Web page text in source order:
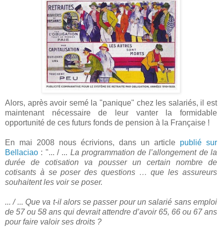
Alors, après avoir semé la "panique" chez les salariés, il est
maintenant nécessaire de leur vanter la formidable
opportunité de ces futurs fonds de pension à la Française !
En mai 2008 nous écrivions, dans un article publié sur
Bellaciao : "... / ... La programmation de l’allongement de la
durée de cotisation va pousser un certain nombre de
cotisants à se poser des questions … que les assureurs
souhaitent les voir se poser.
... / ... Que va t-il alors se passer pour un salarié sans emploi
de 57 ou 58 ans qui devrait attendre d’avoir 65, 66 ou 67 ans
pour faire valoir ses droits ?